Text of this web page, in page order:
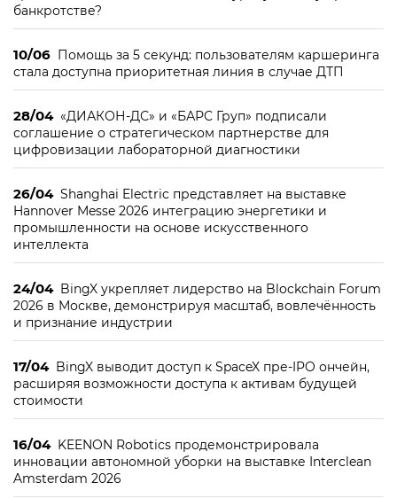
банкротстве?
10/06 Помощь за 5 секунд: пользователям каршеринга
стала доступна приоритетная линия в случае ДТП
28/04 «ДИАКОН-ДС» и «БАРС Груп» подписали
соглашение о стратегическом партнерстве для
цифровизации лабораторной диагностики
26/04 Shanghai Electric представляет на выставке
Hannover Messe 2026 интеграцию энергетики и
промышленности на основе искусственного
интеллекта
24/04 BingX укрепляет лидерство на Blockchain Forum
2026 в Москве, демонстрируя масштаб, вовлечённость
и признание индустрии
17/04 BingX выводит доступ к SpaceX пре-IPO ончейн,
расширяя возможности доступа к активам будущей
стоимости
16/04 KEENON Robotics продемонстрировала
инновации автономной уборки на выставке Interclean
Amsterdam 2026